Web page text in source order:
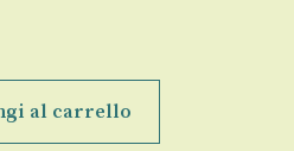
al carrello